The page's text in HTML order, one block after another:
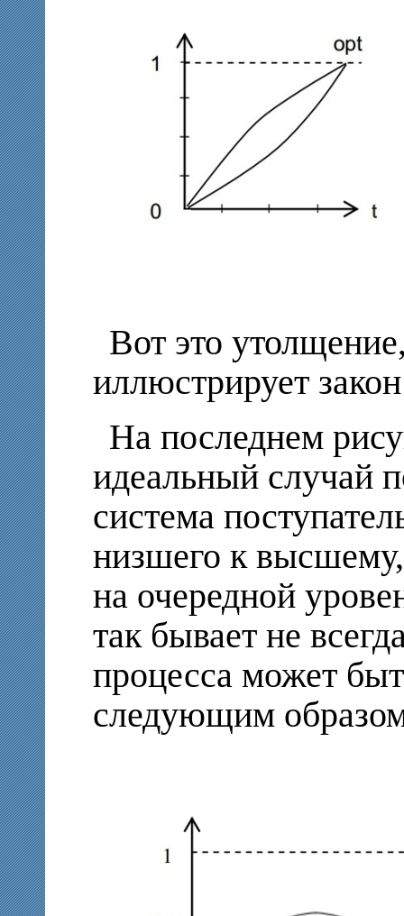
Вот это
иллюстрирует
На последнем
идеальный случай
система
низшего к
на очередной
так бывает не
процесса может
следующим